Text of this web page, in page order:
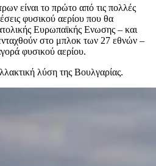
είναι το πρώτο από τις πολλές
φυσικού αερίου που θα
Ευρωπαϊκής Ενωσης – και
στο μπλοκ των 27 εθνών –
φυσικού αερίου.
λύση της Βουλγαρίας.